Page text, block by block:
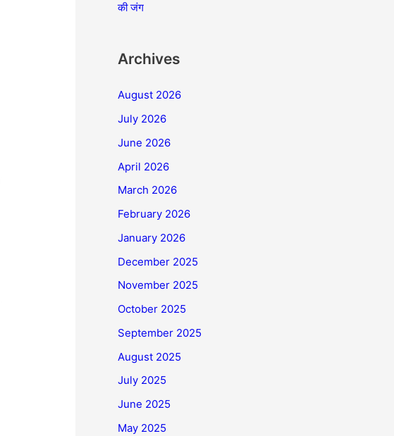
की जंग
Archives
August 2026
July 2026
June 2026
April 2026
March 2026
February 2026
January 2026
December 2025
November 2025
October 2025
September 2025
August 2025
July 2025
June 2025
May 2025